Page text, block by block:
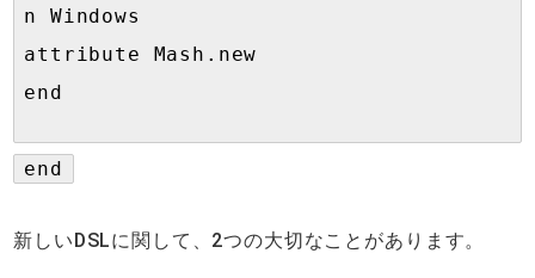
n Windows
attribute Mash.new
end
end
新しいDSLに関して、2つの大切なことがあります。